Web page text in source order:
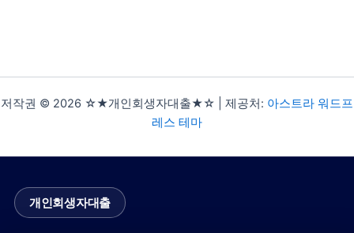
저작권 © 2026 ☆★개인회생자대출★☆ | 제공처: 아스트라 워드프
레스 테마
개인회생자대출